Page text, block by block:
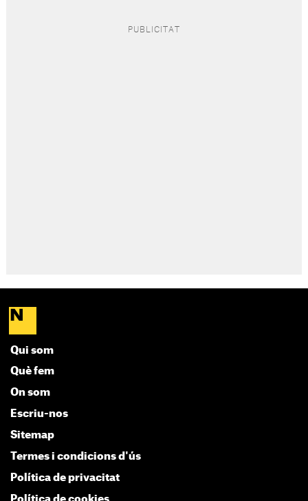
Qui som
Què fem
On som
Escriu-nos
Sitemap
Termes i condicions d'ús
Política de privacitat